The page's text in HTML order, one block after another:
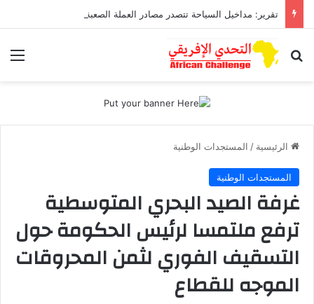
بحث عن
الرئيسية / المستجدات الوطنية
المستجدات الوطنية
غرفة الصيد البحري المتوسطية
ترفع ملتمسا لرئيس الحكومة حول
التسقيف الفوري لثمن المحروقات
الموجه للقطاع